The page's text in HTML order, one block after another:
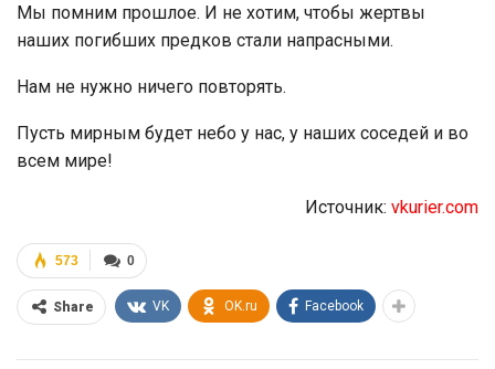
Мы помним прошлое. И не хотим, чтобы жертвы
наших погибших предков стали напрасными.
Нам не нужно ничего повторять.
Пусть мирным будет небо у нас, у наших соседей и во
всем мире!
Источник: vkurier.com
0
573
Share VK OK.ru Facebook